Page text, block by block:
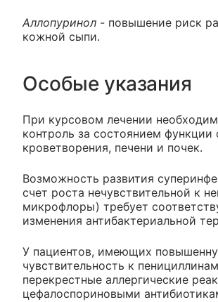
Аллопуринол - повышение риск
кожной сыпи.
Особые указания
При курсовом лечении
контроль за состоянием функции
кроветворения, печени и почек.
Возможность развития
счет роста нечувствительной к
микрофлоры) требует
изменения антибактериальной
У пациентов, имеющих
чувствительность к
перекрестные аллергические
цефалоспориновыми